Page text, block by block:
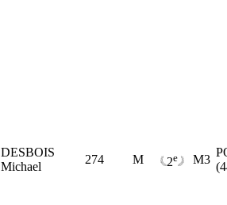
DESBOIS
Michael
274 M 2e M3